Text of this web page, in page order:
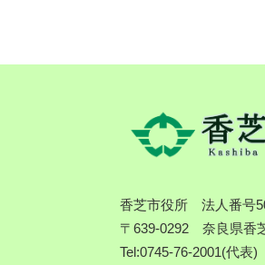
香芝市役所
法人番号
〒639-0292 奈良県香
Tel:0745-76-2001(代表